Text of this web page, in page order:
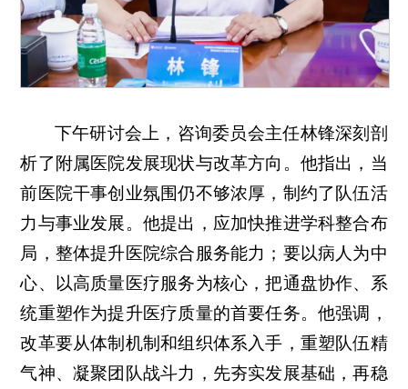
下午研讨会上，咨询委员会主任林锋深刻剖
析了附属医院发展现状与改革方向。他指出，当
前医院干事创业氛围仍不够浓厚，制约了队伍活
力与事业发展。他提出，应加快推进学科整合布
局，整体提升医院综合服务能力；要以病人为中
心、以高质量医疗服务为核心，把通盘协作、系
统重塑作为提升医疗质量的首要任务。他强调，
改革要从体制机制和组织体系入手，重塑队伍精
气神、凝聚团队战斗力，先夯实发展基础，再稳